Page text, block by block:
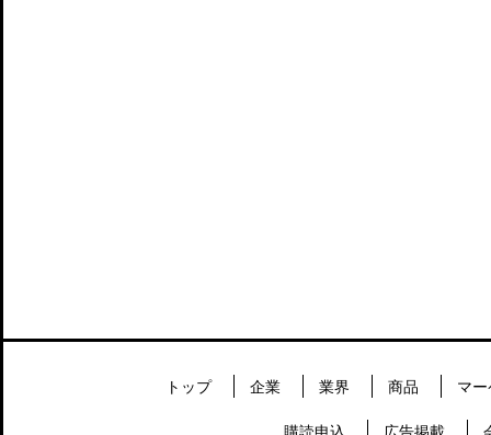
トップ 企業 業界 商品 マ
購読申込 広告掲載